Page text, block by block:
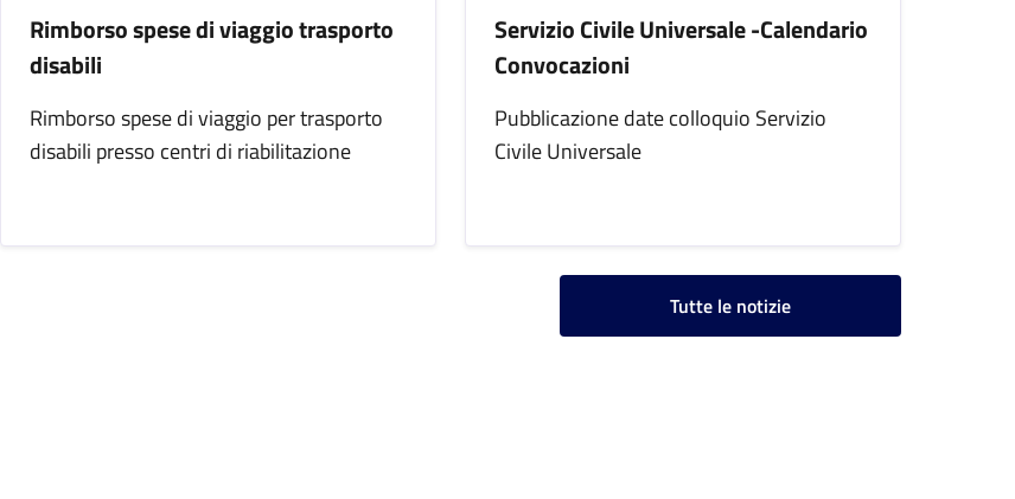
Rimborso spese di viaggio trasporto
disabili
Rimborso spese di viaggio per trasporto
disabili presso centri di riabilitazione
Servizio Civile Universale -Calendario
Convocazioni
Pubblicazione date colloquio Servizio
Civile Universale
Tutte le notizie